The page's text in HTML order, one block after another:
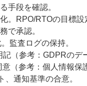
手段を確認。
。RPO/RTOの目標設
で承認。
監査ログの保持。
（参考：GDPRのデ
（参考：個人情報保
、通知基準の合意。